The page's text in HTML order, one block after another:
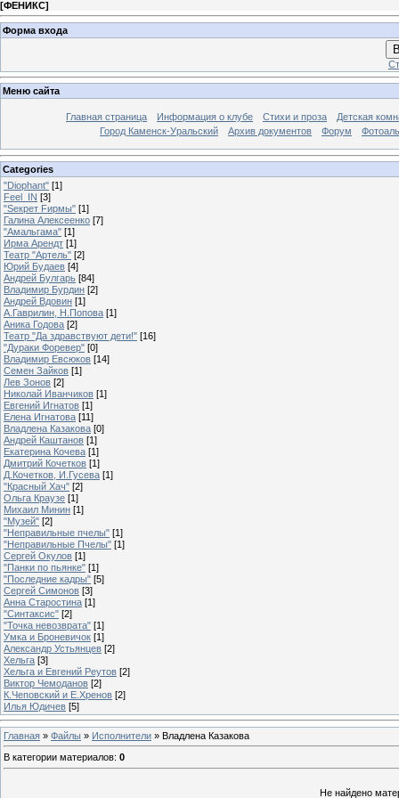
[ФЕНИКС]
Форма входа
Меню сайта
Главная страница Информация о клубе Стихи и проза
Детская
Город Каменск-Уральский
Архив документов Форум
Categories
"Diophant" [1]
Feel_IN [3]
"Sекрет Fирмы" [1]
Галина Алексеенко [7]
"Амальгама" [1]
Ирма Арендт [1]
Театр "Артель" [2]
Юрий Будаев [4]
Андрей Булгарь [84]
Владимир Бурдин [2]
Андрей Вдовин [1]
А.Гаврилин, Н.Попова [1]
Аника Годова [2]
Театр "Да здравствуют дети!" [16]
"Дураки Форевер" [0]
Владимир Евсюков [14]
Семен Зайков [1]
Лев Зонов [2]
Николай Иванчиков [1]
Евгений Игнатов [1]
Елена Игнатова [11]
Владлена Казакова [0]
Андрей Каштанов [1]
Екатерина Кочева [1]
Дмитрий Кочетков [1]
Д.Кочетков, И.Гусева [1]
"Красный Хач" [2]
Ольга Краузе [1]
Михаил Минин [1]
"Музей" [2]
"Неправильные пчелы" [1]
"Неправильные Пчелы" [1]
Сергей Окулов [1]
"Панки по пьянке" [1]
"Последние кадры" [5]
Сергей Симонов [3]
Анна Старостина [1]
"Синтаксис" [2]
"Точка невозврата" [1]
Умка и Броневичок [1]
Александр Устьянцев [2]
Хельга [3]
Хельга и Евгений Реутов [2]
Виктор Чемоданов [2]
К.Чеповский и Е.Хренов [2]
Илья Юдичев [5]
Главная » Файлы » Исполнители » Владлена Казакова
В категории материалов: 0
Не найдено